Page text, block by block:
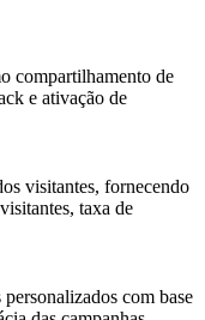
compartilhamento de
e ativação de
visitantes, fornecendo
taxa de
com base